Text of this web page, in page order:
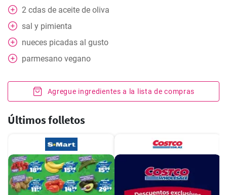
2 cdas de aceite de oliva
sal y pimienta
nueces picadas al gusto
parmesano vegano
Agregue ingredientes a la lista de compras
Últimos folletos